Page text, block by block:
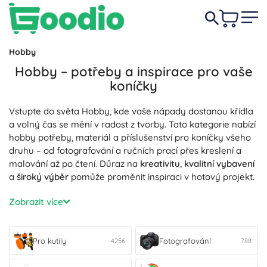
Hobby
Hobby – potřeby a inspirace pro vaše
koníčky
Vstupte do světa Hobby, kde vaše nápady dostanou křídla
a volný čas se mění v radost z tvorby. Tato kategorie nabízí
hobby potřeby, materiál a příslušenství pro koníčky všeho
druhu – od fotografování a ručních prací přes kreslení a
malování až po čtení. Důraz na kreativitu, kvalitní vybavení
a široký výběr pomůže proměnit inspiraci v hotový projekt.
Vyberte si odolné materiály, ergonomické nástroje a
praktické sady, které usnadní práci začátečníkům i
háčkování, scrapbooking, dekorace, skicování, kreslení a
psaní i malbu – vše laděné tak, aby bylopraktické
spolehlivéainspirovalok dalším nápadům. Kategorie
Zobrazit více
Pro kutily 4256 Fotografování 788